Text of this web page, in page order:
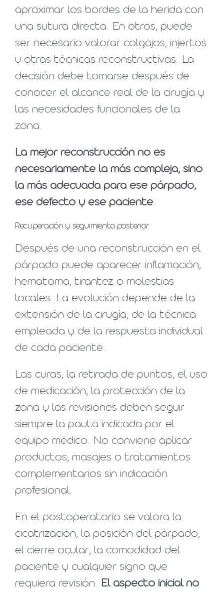
aproximar los bordes de la herida con
una sutura directa. En otros, puede
ser necesario valorar colgajos, injertos
u otras técnicas reconstructivas. La
decisión debe tomarse después de
conocer el alcance real de la cirugía y
las necesidades funcionales de la
zona.
La mejor reconstrucción no es
necesariamente la más compleja, sino
la más adecuada para ese párpado,
ese defecto y ese paciente.
Recuperación y seguimiento posterior
Después de una reconstrucción en el
párpado puede aparecer inflamación,
hematoma, tirantez o molestias
locales. La evolución depende de la
extensión de la cirugía, de la técnica
empleada y de la respuesta individual
de cada paciente.
Las curas, la retirada de puntos, el uso
de medicación, la protección de la
zona y las revisiones deben seguir
siempre la pauta indicada por el
equipo médico. No conviene aplicar
productos, masajes o tratamientos
complementarios sin indicación
profesional.
En el postoperatorio se valora la
cicatrización, la posición del párpado,
el cierre ocular, la comodidad del
paciente y cualquier signo que
requiera revisión. El aspecto inicial no